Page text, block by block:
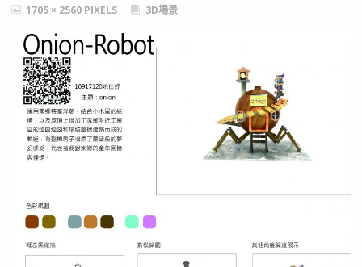
FULL1705 × 2560 PIXELS 3D場景